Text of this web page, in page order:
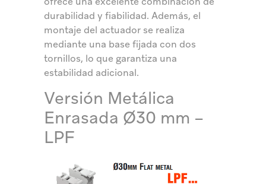
durabilidad y fiabilidad. Además, el
montaje del actuador se realiza
mediante una base fijada con dos
tornillos, lo que garantiza una
estabilidad adicional.
Versión Metálica
Enrasada Ø30 mm –
LPF